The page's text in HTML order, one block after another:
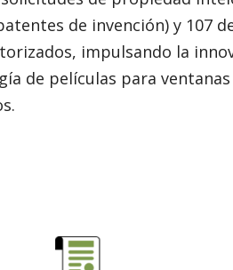
r
de invención) y 107
impulsando la
de películas para